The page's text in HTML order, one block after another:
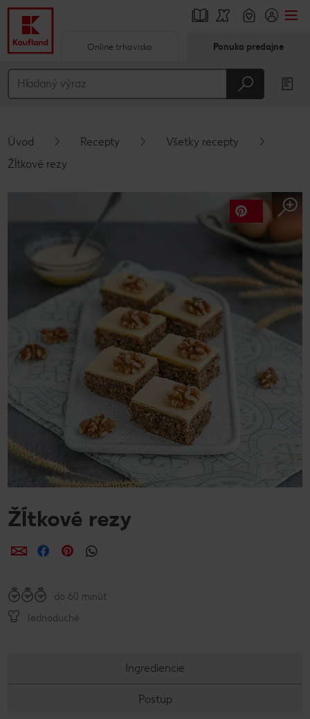
Hlavný obsah
Vyskakovací bočný panel
Online trhovisko Ponuka predajne
Úvod Recepty
Všetky recepty
Žĺtkové rezy
Žĺtkové rezy
ZdieľaťZdieľaťZdieľať
do 60 minút
Jednoduché
Ingrediencie
Postup